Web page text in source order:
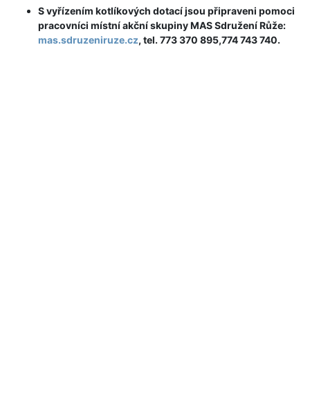
S vyřízením kotlíkových dotací jsou připraveni pomoci
pracovníci místní akční skupiny MAS Sdružení Růže:
mas.sdruzeniruze.cz, tel. 773 370 895,774 743 740.